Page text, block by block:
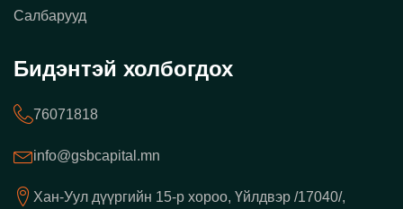
Салбарууд
Бидэнтэй холбогдох
76071818
info@gsbcapital.mn
Хан-Уул дүүргийн 15-р хороо, Үйлдвэр /17040/,